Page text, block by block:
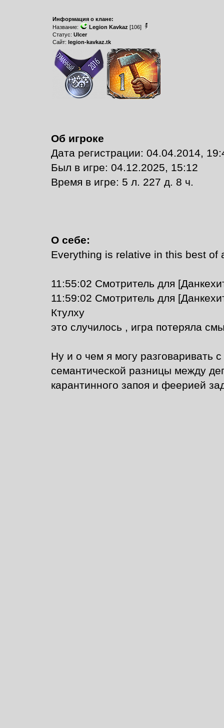
Информация о клане:
Название:
Legion Kavkaz [106]
Статус: Ulcer
Сайт: legion-kavkaz.tk
Об игроке
Дата регистрации: 04.04.2014,
Был в игре: 04.12.2025, 15:12
Время в игре: 5 л. 227 д. 8 ч.
О себе:
Everything is relative in this best of
11:55:02 Смотритель для
11:59:02 Смотритель для
Ктулху
это случилось , игра потеряла
Ну и о чем я могу разговаривать
семантической разницы между
карантинного запоя и феерией